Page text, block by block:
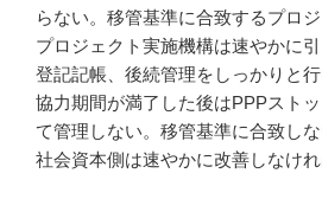
らない。移管基準に合致するプロジ
プロジェクト実施機構は速やかに引
登記記帳、後続管理をしっかりと
協力期間が満了した後はPPPスト
て管理しない。移管基準に合致しな
社会資本側は速やかに改善しなけれ